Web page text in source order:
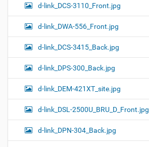
d-link_DCS-3110_Front.jpg
d-link_DWA-556_Front.jpg
d-link_DCS-3415_Back.jpg
d-link_DPS-300_Back.jpg
d-link_DEM-421XT_site.jpg
d-link_DSL-2500U_BRU_D_Front.jpg
d-link_DPN-304_Back.jpg